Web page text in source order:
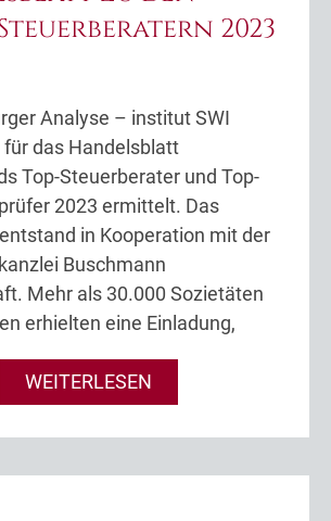
2023
Analyse – institut SWI
für das Handelsblatt
Top-Steuerberater und Top-
2023 ermittelt. Das
in Kooperation mit der
Buschmann
Mehr als 30.000 Sozietäten
erhielten eine Einladung,
WEITERLESEN